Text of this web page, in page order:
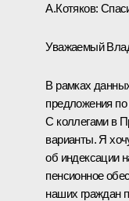
А.Котяков:
Уважаемый
В рамках
предложения
С коллегами в
варианты. Я
об индексации
пенсионное
наших граждан